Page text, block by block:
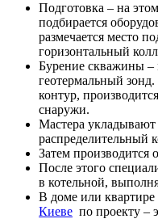
Подготовка – на
подбирается
размечается место
горизонтальный
Бурение скважины –
геотермальный
контур,
снаружи.
Мастера
распределительный
Затем производится
После этого
в котельной,
В доме или квартире
Киеве по проекту –